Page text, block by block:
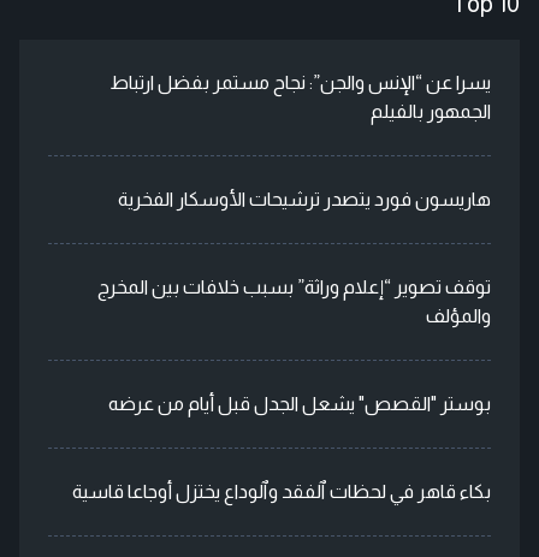
يسرا عن “الإنس والجن”: نجاح مستمر بفضل ارتباط
الجمهور بالفيلم
هاريسون فورد يتصدر ترشيحات الأوسكار الفخرية
توقف تصوير “إعلام وراثة” بسبب خلافات بين المخرج
والمؤلف
بوستر "القصص" يشعل الجدل قبل أيام من عرضه
بكاء قاهر في لحظات ٱلفقد وٱلوداع يختزل أوجاعا قاسية